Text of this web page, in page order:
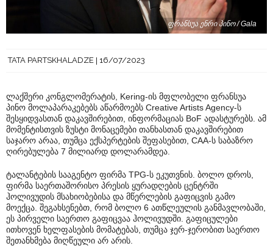
ფრანსუა ენრი პინო / Gala
TATA PARTSKHALADZE 16/07/2023
ლაქშერი კონგლომერატის, Kering-ის მფლობელი ფრანსუა
პინო მოლაპარაკებებს აწარმოებს Creative Artists Agency-ს
შესყიდვასთან დაკავშირებით, ინფორმაციას BoF ადასტურებს. ამ
მომენტისთვის ზუსტი მონაცემები თანხასთან დაკავშირებით
საჯარო არაა, თუმცა ექსპერტების შეფასებით, CAA-ს საბაზრო
ღირებულება 7 მილიარდ დოლარამდეა.
ტალანტების სააგენტო ფირმა TPG-ს ეკუთვნის. ბოლო დროს,
ფირმა საერთაშორისო პრესის ყურადღების ცენტრში
ჰოლივუდის მსახიობებისა და მწერლების გაფიცვის გამო
მოექცა. შეგახსენებთ, რომ ბოლო 6 ათწლეულის განმავლობაში,
ეს პირველი საერთო გაფიცვაა ჰოლივუდში. გაფიცულები
ითხოვენ ხელფასების მომატებას, თუმცა ჯერ-ჯერობით საერთო
შეთანხმება მიღწეული არ არის.